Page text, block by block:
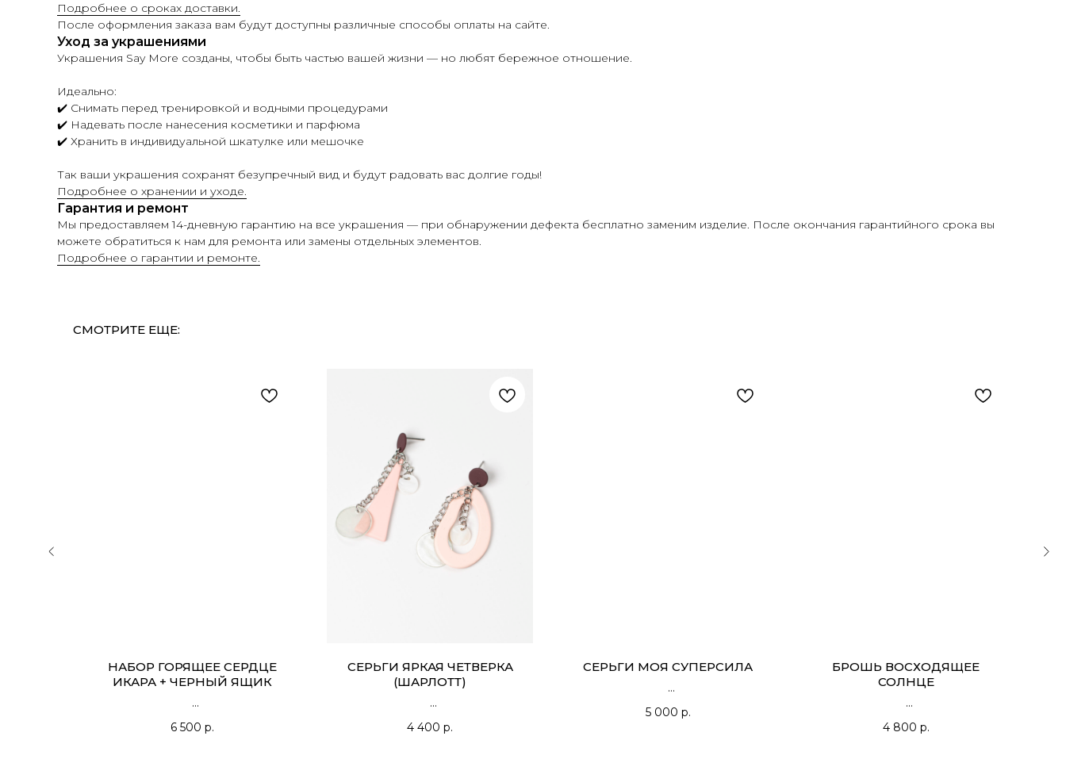
Подробнее о сроках доставки.
После оформления заказа вам будут доступны различные способы оплаты на сайте.
Уход за украшениями
Украшения Say More созданы, чтобы быть частью вашей жизни — но любят бережное отношение.
Идеально:
✔️ Снимать перед тренировкой и водными процедурами
✔️ Надевать после нанесения косметики и парфюма
✔️ Хранить в индивидуальной шкатулке или мешочке
Так ваши украшения сохранят безупречный вид и будут радовать вас долгие годы!
Подробнее о хранении и уходе.
Гарантия и ремонт
Мы предоставляем 14-дневную гарантию на все украшения — при обнаружении дефекта бесплатно заменим изделие. После окончания гарантийного срока вы
можете обратиться к нам для ремонта или замены отдельных элементов.
Подробнее о гарантии и ремонте.
СМОТРИТЕ ЕЩЕ:
НАБОР ГОРЯЩЕЕ СЕРДЦЕ
ИКАРА + ЧЕРНЫЙ ЯЩИК
6 500 р.
СЕРЬГИ ЯРКАЯ ЧЕТВЕРКА
(ШАРЛОТТ)
4 400 р.
СЕРЬГИ МОЯ СУПЕРСИЛА
5 000 р.
БРОШЬ ВОСХОДЯЩЕЕ
СОЛНЦЕ
4 800 р.